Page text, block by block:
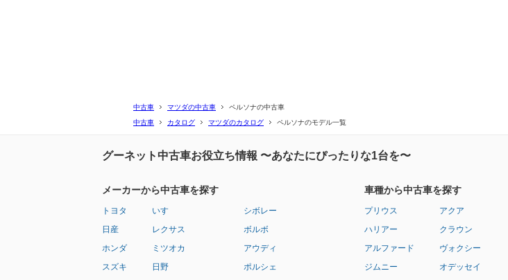
中古車 マツダの中古車
ペルソナの中古車
中古車
カタログ マツダのカタログ ペルソナのモデル一覧
グーネット中古車お役立ち情報 〜あなたにぴったりな1台を〜
メーカーから中古車を探す
トヨタ
日産
ホンダ
スズキ
いすゞ
レクサス
ミツオカ
日野
シボレー
ボルボ
アウディ
ポルシェ
車種から中古車を探す
プリウス
ハリアー
アルファード
ジムニー
アクア
クラウン
ヴォクシー
オデッセイ